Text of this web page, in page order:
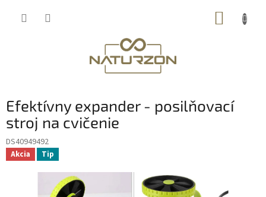
Efektívny expander - posilňovací
stroj na cvičenie
DS40949492
Akcia Tip